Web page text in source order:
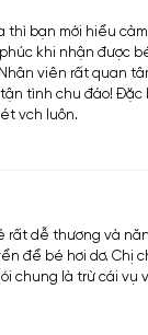
thì bạn mới hiểu
khi nhận được
viên rất quan
tình chu đáo!
vch luôn.
rất dễ thương và
để bé hơi dơ. Chị
chung là trừ cái vụ